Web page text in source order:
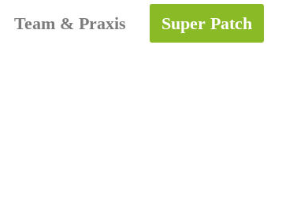
Team & Praxis Super Patch